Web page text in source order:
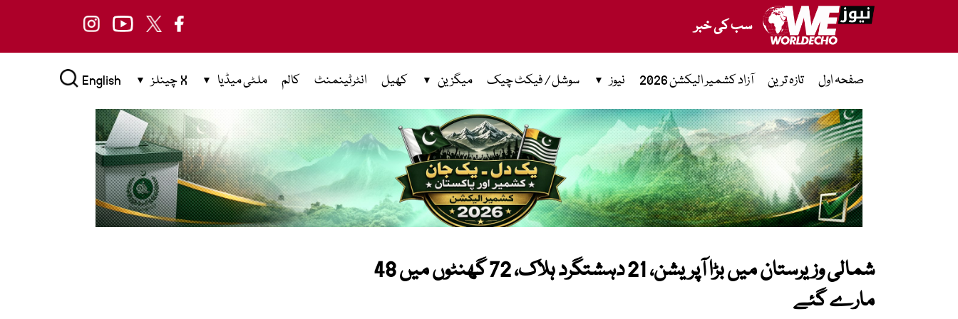
سب کی خبر
صفحہ اول تازہ ترین آزاد کشمیر الیکشن 2026 نیوز سوشل / فیکٹ چیک میگزین کھیل انٹرٹینمنٹ کالم ملٹی میڈیا X چینلز English
شمالی وزیرستان میں بڑا آپریشن، 21 دہشتگرد ہلاک، 72 گھنٹوں میں 48
مارے گئے